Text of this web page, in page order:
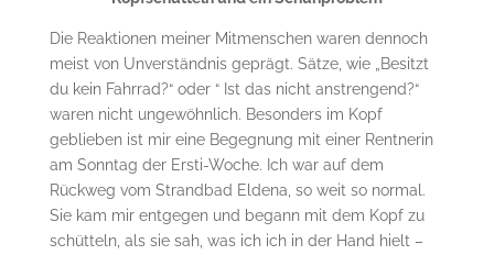
Die Reaktionen meiner Mitmenschen waren dennoch
meist von Unverständnis geprägt. Sätze, wie „Besitzt
du kein Fahrrad?“ oder “ Ist das nicht anstrengend?“
waren nicht ungewöhnlich. Besonders im Kopf
geblieben ist mir eine Begegnung mit einer Rentnerin
am Sonntag der Ersti-Woche. Ich war auf dem
Rückweg vom Strandbad Eldena, so weit so normal.
Sie kam mir entgegen und begann mit dem Kopf zu
schütteln, als sie sah, was ich ich in der Hand hielt –